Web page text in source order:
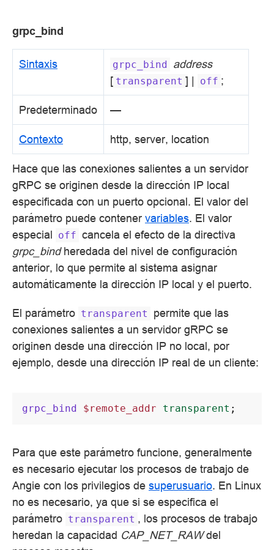
grpc_bind
Sintaxis grpc_bind address
[ transparent ] | off ;
Predeterminado —
Contexto http, server, location
Hace que las conexiones salientes a un servidor
gRPC se originen desde la dirección IP local
especificada con un puerto opcional. El valor del
parámetro puede contener variables. El valor
especial off cancela el efecto de la directiva
grpc_bindheredada del nivel de configuración
anterior, lo que permite al sistema asignar
automáticamente la dirección IP local y el puerto.
El parámetro transparent
permite que las
conexiones salientes a un servidor gRPC se
originen desde una dirección IP no local, por
ejemplo, desde una dirección IP real de un cliente:
grpc_bind $remote_addr transparent ;
Para que este parámetro funcione, generalmente
es necesario ejecutar los procesos de trabajo de
Angie con los privilegios de superusuario. En Linux
no es necesario, ya que si se especifica el
parámetro transparent , los procesos de trabajo
heredan la capacidad CAP_NET_RAWdel